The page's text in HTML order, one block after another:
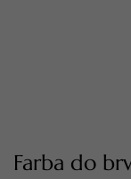
Farba do